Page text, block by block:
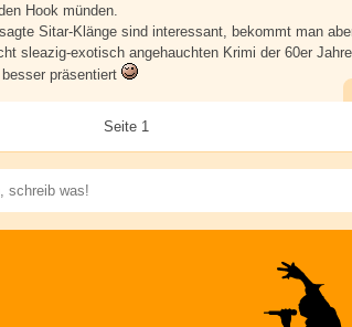
Hook münden.
Sitar-Klänge sind interessant, bekommt man
sleazig-exotisch angehauchten Krimi der 60er Jahre
präsentiert
Seite 1